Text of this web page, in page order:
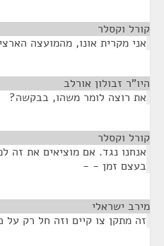
קורל וקסלר
אני מקרית אונו, מהמועצה
היו"ר זבולון אורלב
את רוצה לומר משהו, בבקשה?
קורל וקסלר
אנחנו נגד. אם מוציאים את זה
בעצם זמן - -
מירב ישראלי
זה מתקן צו קיים וזה חל רק על